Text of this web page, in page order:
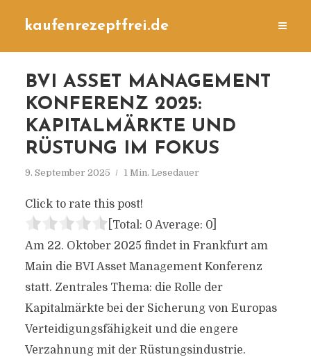
kaufenrezeptfrei.de
BVI ASSET MANAGEMENT
KONFERENZ 2025:
KAPITALMÄRKTE UND
RÜSTUNG IM FOKUS
9. September 2025 1 Min. Lesedauer
Click to rate this post!
[Total: 0 Average: 0]
Am 22. Oktober 2025 findet in Frankfurt am
Main die BVI Asset Management Konferenz
statt. Zentrales Thema: die Rolle der
Kapitalmärkte bei der Sicherung von Europas
Verteidigungsfähigkeit und die engere
Verzahnung mit der Rüstungsindustrie.